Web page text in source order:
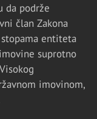
da podrže
član Zakona
entiteta
suprotno
imovinom,